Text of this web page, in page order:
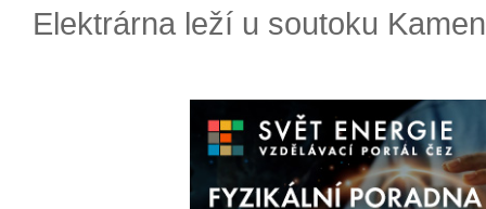
Elektrárna leží u soutoku